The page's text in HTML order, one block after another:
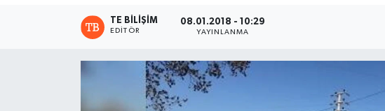
TE BILIŞIM
EDITÖR
08.01.2018 - 10:29
YAYINLANMA
Tüm Manşetler